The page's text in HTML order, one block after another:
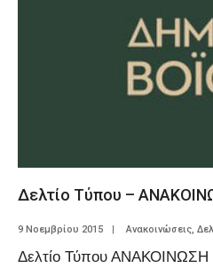
Δελτίο Τύπου –
9 Νοεμβρίου 2015 | Ανακοινώσεις
Δελτίο Τύπου